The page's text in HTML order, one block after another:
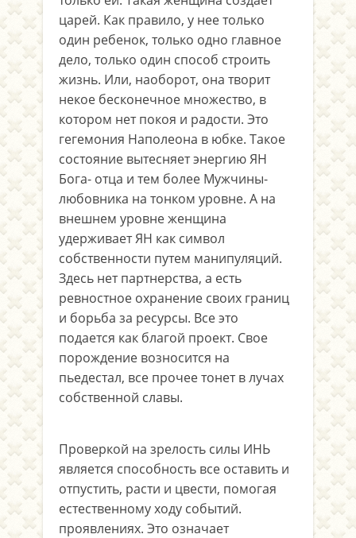
царей. Как правило, у нее только
один ребенок, только одно главное
дело, только один способ строить
жизнь. Или, наоборот, она творит
некое бесконечное множество, в
котором нет покоя и радости. Это
гегемония Наполеона в юбке. Такое
состояние вытесняет энергию ЯН
Бога- отца и тем более Мужчины-
любовника на тонком уровне. А на
внешнем уровне женщина
удерживает ЯН как символ
собственности путем манипуляций.
Здесь нет партнерства, а есть
ревностное охранение своих границ
и борьба за ресурсы. Все это
подается как благой проект. Свое
порождение возносится на
пьедестал, все прочее тонет в лучах
собственной славы.
Проверкой на зрелость силы ИНЬ
является способность все оставить и
отпустить, расти и цвести, помогая
естественному ходу событий.
проявлениях. Это означает